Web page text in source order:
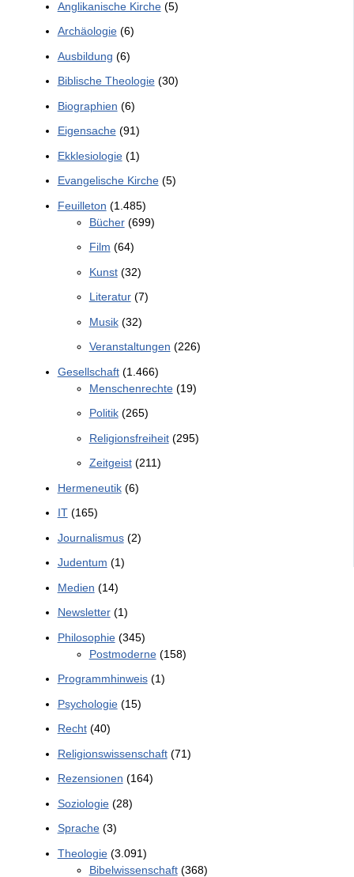
Anglikanische Kirche(5)
Archäologie(6)
Ausbildung (6)
Biblische Theologie(30)
Biographien (6)
Eigensache(91)
Ekklesiologie(1)
Evangelische Kirche(5)
Feuilleton (1.485)
Bücher(699)
Film (64)
Kunst(32)
Literatur(7)
Musik(32)
Veranstaltungen (226)
Gesellschaft(1.466)
Menschenrechte(19)
Politik(265)
Religionsfreiheit(295)
Zeitgeist(211)
Hermeneutik(6)
IT(165)
Journalismus(2)
Judentum (1)
Medien (14)
Newsletter(1)
Philosophie(345)
Postmoderne(158)
Programmhinweis(1)
Psychologie(15)
Recht(40)
Religionswissenschaft(71)
Rezensionen (164)
Soziologie(28)
Sprache(3)
Theologie(3.091)
Bibelwissenschaft(368)